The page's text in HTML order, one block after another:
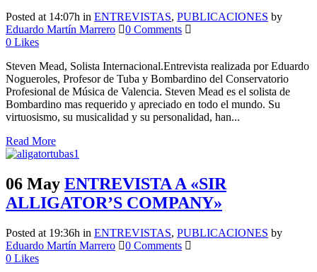
Posted at 14:07h in ENTREVISTAS, PUBLICACIONES by
Eduardo Martín Marrero
0 Comments
0 Likes
Steven Mead, Solista Internacional.Entrevista realizada por Eduardo
Nogueroles, Profesor de Tuba y Bombardino del Conservatorio
Profesional de Música de Valencia. Steven Mead es el solista de
Bombardino mas requerido y apreciado en todo el mundo. Su
virtuosismo, su musicalidad y su personalidad, han...
Read More
06 May ENTREVISTA A «SIR
ALLIGATOR’S COMPANY»
Posted at 19:36h in ENTREVISTAS, PUBLICACIONES by
Eduardo Martín Marrero
0 Comments
0 Likes